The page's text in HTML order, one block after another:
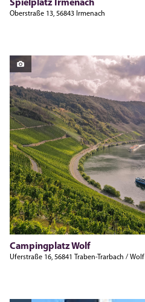
Spielplatz Irmenach
Oberstraße 13, 56843 Irmenach
Campingplatz Wolf
Uferstraße 16, 56841 Traben-Trarbach / Wolf